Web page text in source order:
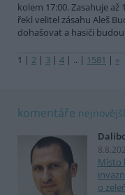
kolem 17:00. Zasahuje až
řekl velitel zásahu Aleš
dohašovat a hasiči
1 | 2 | 3 | 4 | .. | 1581 | »
komentáře nejnovější
Místo
o